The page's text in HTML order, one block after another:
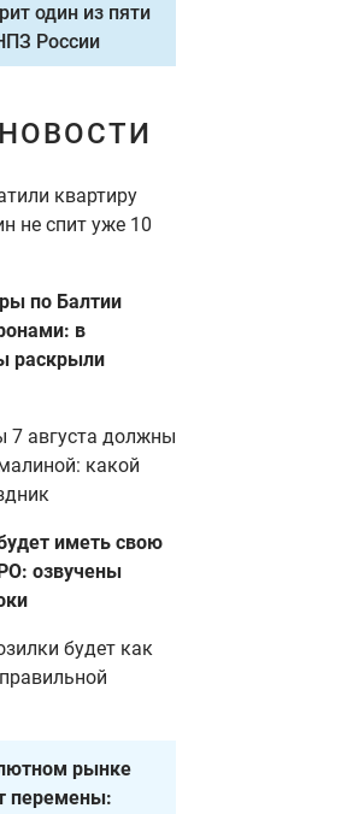
один из пяти
России
квартиру
не спит уже 10
по Балтии
в
раскрыли
августа должны
какой
иметь свою
озвучены
будет как
рынке
перемены: